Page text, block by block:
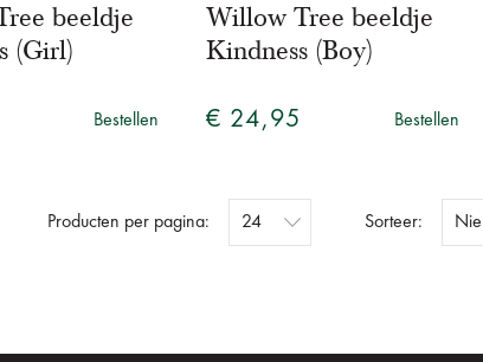
beeldje
(Girl)
Bestellen
Willow Tree beeldje
Kindness (Boy)
€ 24,95 Bestellen
Producten per pagina: Sorteer: